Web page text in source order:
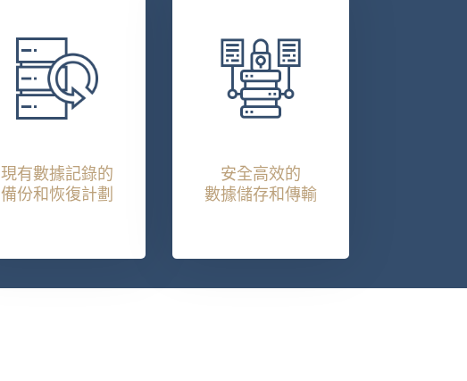
現有數據記錄的
備份和恢復計劃
安全高效的
數據儲存和傳輸